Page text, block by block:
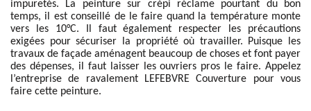
impuretés. La peinture sur crépi réclame pourtant du bon
temps, il est conseillé de le faire quand la température monte
vers les 10°C. Il faut également respecter les précautions
exigées pour sécuriser la propriété où travailler. Puisque les
travaux de façade aménagent beaucoup de choses et font payer
des dépenses, il faut laisser les ouvriers pros le faire. Appelez
l’entreprise de ravalement LEFEBVRE Couverture pour vous
faire cette peinture.